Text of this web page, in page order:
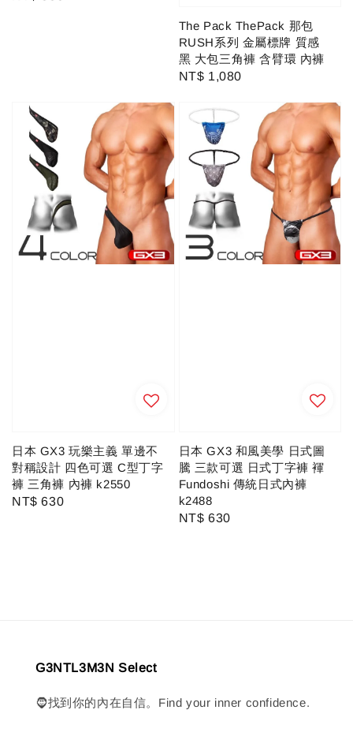
The Pack ThePack 那包
RUSH系列 金屬標牌 質感
黑 大包三角褲 含臂環 內褲
Regular
NT$ 1,080
日本 GX3 玩樂主義 單邊不
對稱設計 四色可選 C型丁字
褲 三角褲 內褲 k2550
Regular
NT$ 630
日本 GX3 和風美學 日式圖
騰 三款可選 日式丁字褲 褌
Fundoshi 傳統日式內褲
k2488
Regular
NT$ 630
G3NTL3M3N Select
🧔找到你的內在自信。Find your inner confidence.